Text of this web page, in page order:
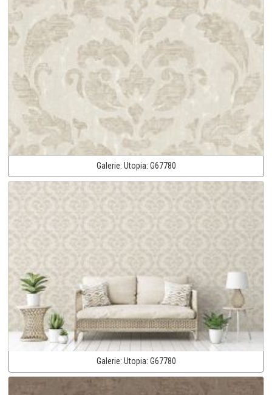
Galerie: Utopia: G67780
Galerie: Utopia: G67780